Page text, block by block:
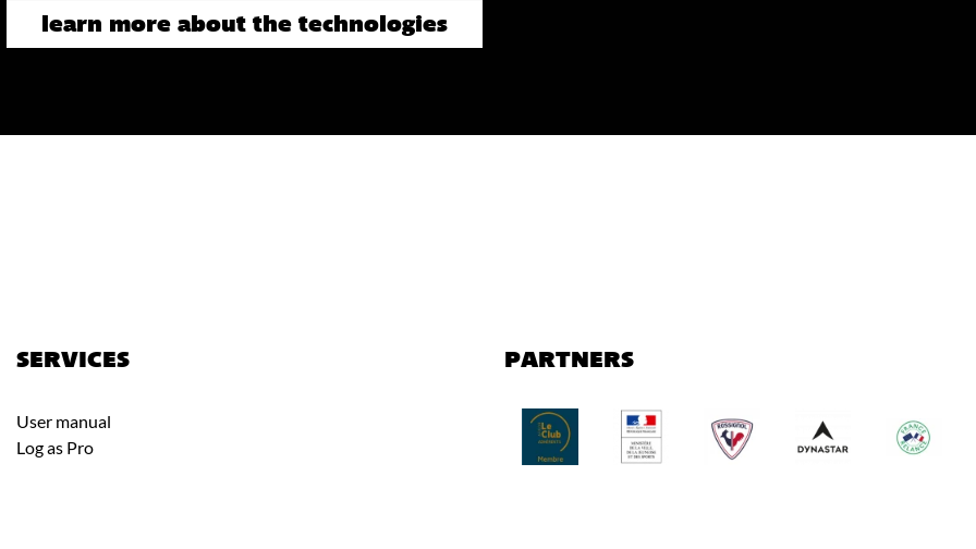
learn more about the technologies
SERVICES
User manual
Log as Pro
PARTNERS